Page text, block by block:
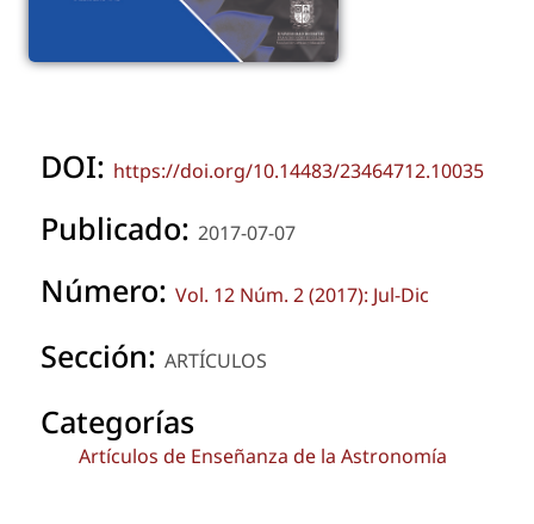
DOI: https://doi.org/10.14483/23464712.10035
Publicado: 2017-07-07
Número: Vol. 12 Núm. 2 (2017): Jul-Dic
Sección: ARTÍCULOS
Categorías
Artículos de Enseñanza de la Astronomía